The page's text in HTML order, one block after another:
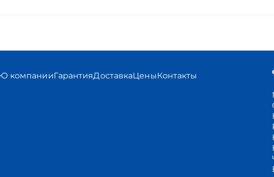
О компанииГарантияДоставкаЦеныКонтакты